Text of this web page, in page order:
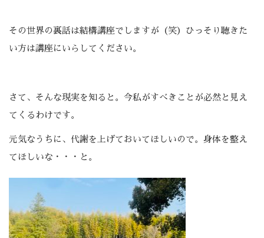
その世界の裏話は結構講座でしますが（笑）ひっそり聴きた
い方は講座にいらしてください。
さて、そんな現実を知ると。今私がすべきことが必然と見え
てくるわけです。
元気なうちに、代謝を上げておいてほしいので。身体を整え
てほしいな・・・と。